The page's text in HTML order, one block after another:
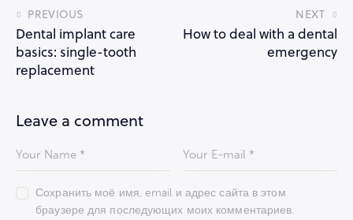
Навигация
по
записям
PREVIOUS
Dental implant care
basics: single-tooth
replacement
NEXT
How to deal with a dental
emergency
Leave a comment
Сохранить моё имя, email и адрес сайта в этом
браузере для последующих моих комментариев.